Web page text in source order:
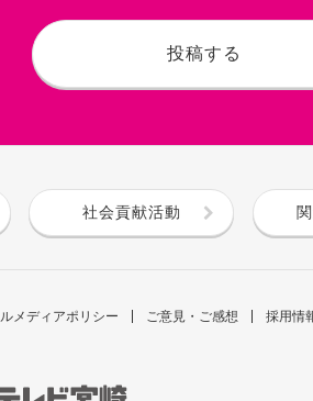
投稿する
社会貢献活動
メディアポリシー ご意見・ご感想 採用情